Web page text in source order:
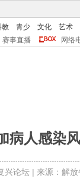
教 青少 文化
艺术
赛事直播 网络
病人感染
兴论坛| 来源：解